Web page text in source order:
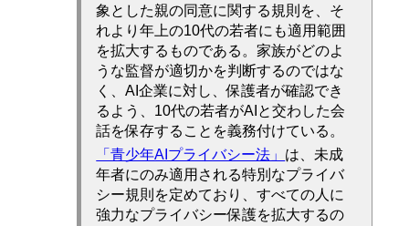
象とした親の同意に関する規則を、そ
れより年上の10代の若者にも適用範囲
を拡大するものである。家族がどのよ
うな監督が適切かを判断するのではな
く、AI企業に対し、保護者が確認でき
るよう、10代の若者がAIと交わした会
話を保存することを義務付けている。
「青少年AIプライバシー法」 は、未成
年者にのみ適用される特別なプライバ
シー規則を定めており、すべての人に
強力なプライバシー保護を拡大するの